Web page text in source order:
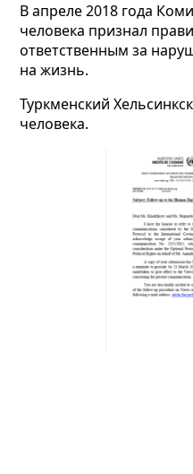
В апреле 2018 года
человека признал
ответственным за
на жизнь.
Туркменский
человека.